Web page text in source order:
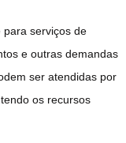
para serviços de
e outras demandas
ser atendidas por
os recursos